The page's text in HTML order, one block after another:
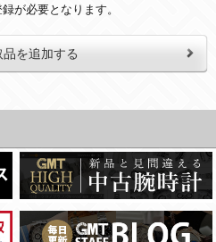
が必要となります。
を追加する